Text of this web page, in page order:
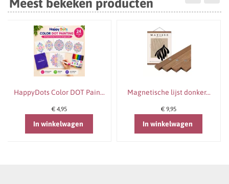
Meest bekeken producten
HappyDots Color DOT Pain...
€ 4,95
In winkelwagen
Magnetische lijst donker...
€ 9,95
In winkelwagen